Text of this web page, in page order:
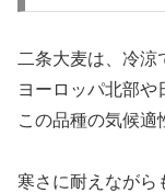
二条大麦は、冷涼
ヨーロッパ北部や
この品種の気候適
寒さに耐えながら